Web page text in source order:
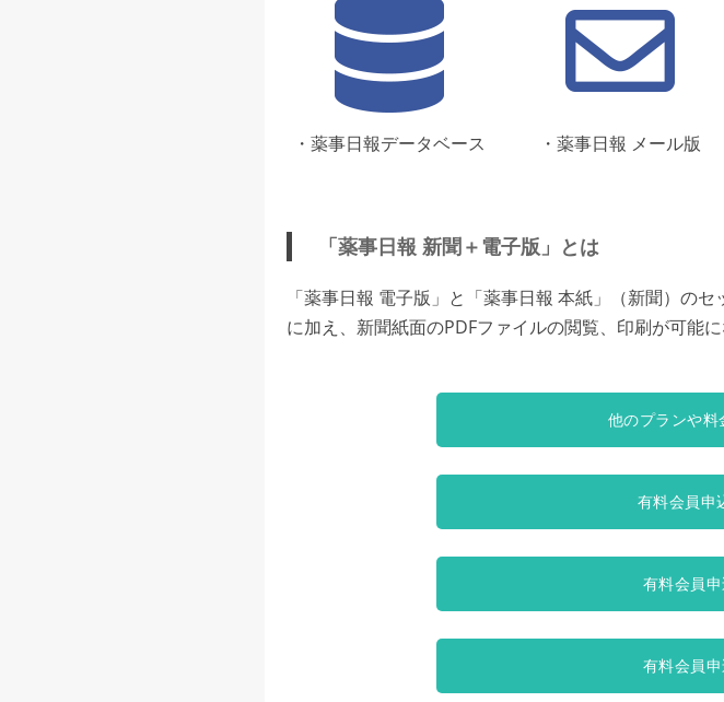
・薬事日報データベース ・薬事日報 メール版
「薬事日報 新聞＋電子版」とは
「薬事日報 電子版」と「薬事日報 本紙」（新聞）の
に加え、新聞紙面のPDFファイルの閲覧、印刷が可能に
他のプランや料
有料会員申
有料会員
有料会員